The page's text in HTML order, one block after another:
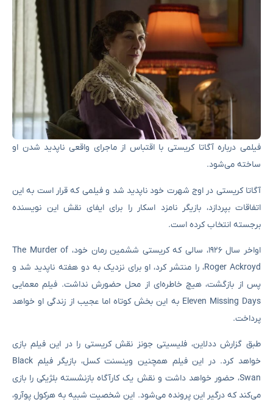
فیلمی درباره آگاتا کریستی با اقتباس از ماجرای واقعی ناپدید شدن او‌
ساخته می‌شود.
آگاتا کریستی در اوج شهرت خود ناپدید شد و فیلمی که قرار است به این
اتفاقات بپردازد، بازیگر نامزد اسکار را برای ایفای نقش این نویسنده
برجسته انتخاب کرده است.
اواخر سال ۱۹۲۶، سالی که کریستی ششمین رمان خود، The Murder of
Roger Ackroyd، را منتشر کرد، او برای نزدیک به دو هفته ناپدید شد و
پس از بازگشت، هیچ خاطره‌ای از محل حضورش نداشت. فیلم معمایی
Eleven Missing Days به این بخش کوتاه اما عجیب از زندگی او خواهد
پرداخت.
طبق گزارش ددلاین، فلیسیتی جونز نقش کریستی را در این فیلم بازی
خواهد کرد. در این فیلم همچنین وینسنت کسل، بازیگر فیلم Black
Swan، حضور خواهد داشت و نقش یک کارآگاه بازنشسته بلژیکی را بازی
می‌کند که درگیر این پرونده می‌شود. این شخصیت شبیه به هرکول پوآرو،